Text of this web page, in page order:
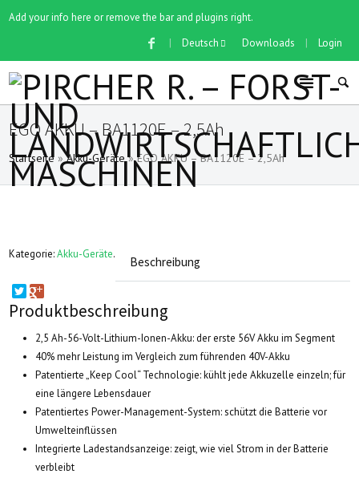
Add your info here or remove the bar and plugins right.
Downloads
| Login
| Deutsch
EGO AKKU – BA1120E – 2,5Ah
Startseite » Akku-Geräte » EGO AKKU – BA1120E – 2,5Ah
Kategorie:Akku-Geräte. Beschreibung
Produktbeschreibung
2,5 Ah-56-Volt-Lithium-Ionen-Akku: der erste 56V Akku im Segment
40% mehr Leistung im Vergleich zum führenden 40V-Akku
Patentierte „Keep Cool“ Technologie: kühlt jede Akkuzelle einzeln; für
eine längere Lebensdauer
Patentiertes Power-Management-System: schützt die Batterie vor
Umwelteinflüssen
Integrierte Ladestandsanzeige: zeigt, wie viel Strom in der Batterie
verbleibt